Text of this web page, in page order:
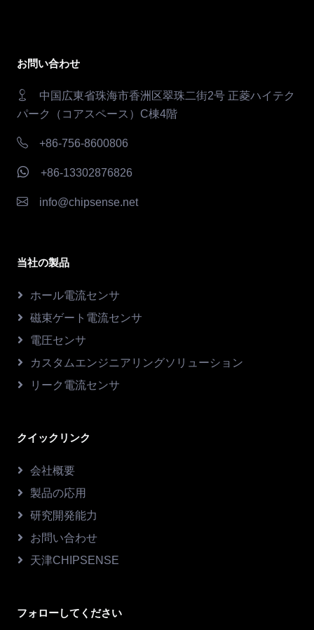
お問い合わせ
中国広東省珠海市香洲区翠珠二街2号 正菱ハイテク
パーク（コアスペース）C棟4階
+86-756-8600806
+86-13302876826
info@chipsense.net
当社の製品
ホール電流センサ
磁束ゲート電流センサ
電圧センサ
カスタムエンジニアリングソリューション
リーク電流センサ
クイックリンク
会社概要
製品の応用
研究開発能力
お問い合わせ
天津CHIPSENSE
フォローしてください